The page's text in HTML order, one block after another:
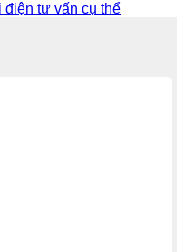
điện tư vấn cụ thể